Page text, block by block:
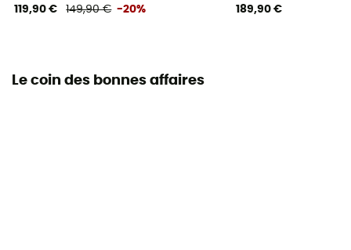
119,90 € 149,90 € -20% 189,90 €
Le coin des bonnes affaires